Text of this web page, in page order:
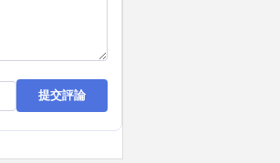
提交評論